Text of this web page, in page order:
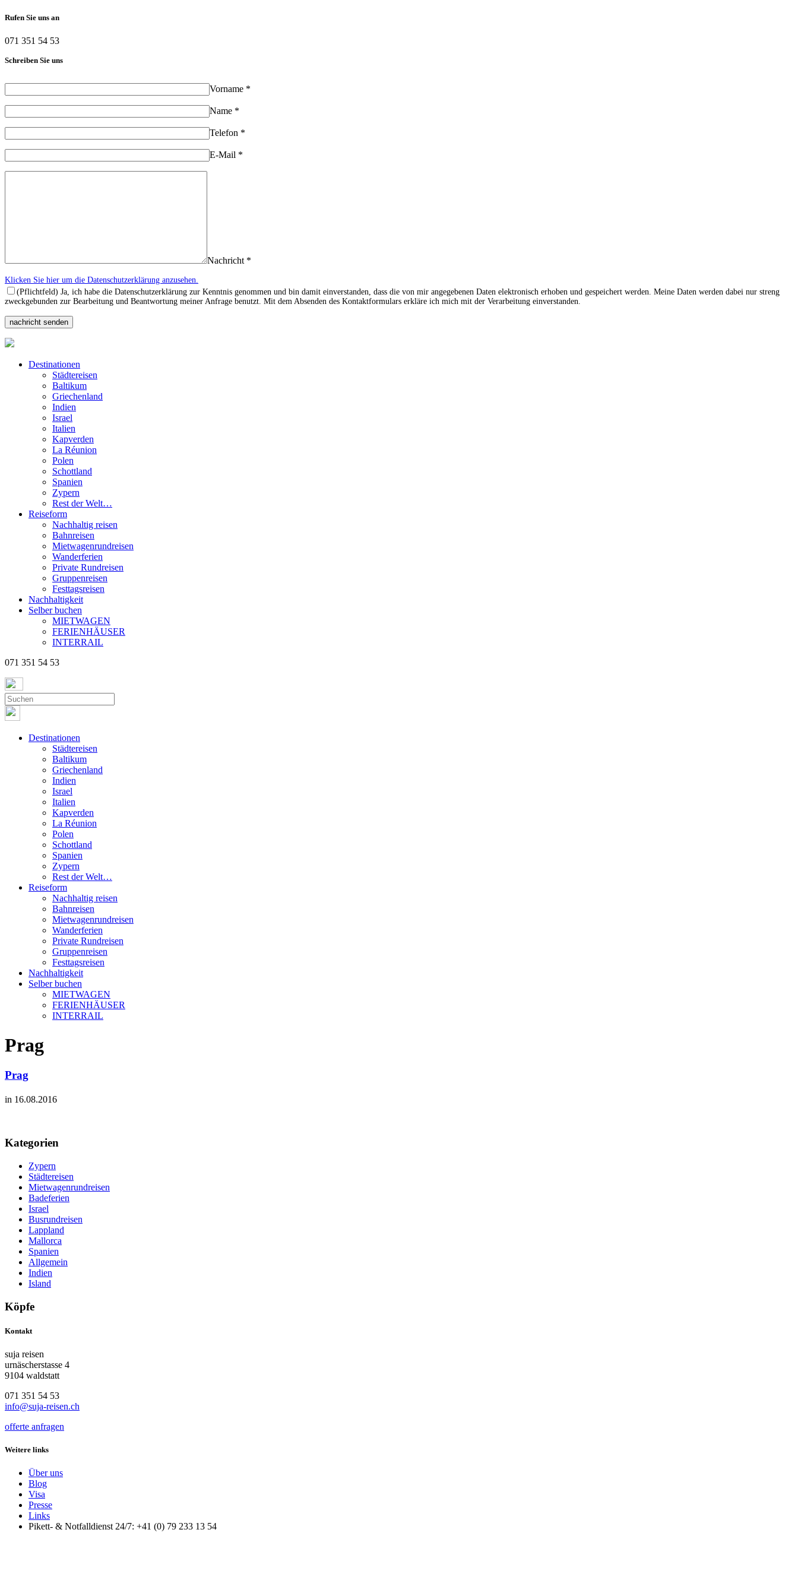
Rufen Sie uns an
071 351 54 53
Schreiben Sie uns
Vorname *
Name *
Telefon *
E-Mail *
Nachricht *
Klicken Sie hier um die Datenschutzerklärung anzusehen.
(Pflichtfeld) Ja, ich habe die Datenschutzerklärung zur Kenntnis genommen und bin damit einverstanden, dass die von mir angegebenen Daten elektronisch erhoben und gespeichert werden. Meine Daten werden dabei nur streng
zweckgebunden zur Bearbeitung und Beantwortung meiner Anfrage benutzt. Mit dem Absenden des Kontaktformulars erkläre ich mich mit der Verarbeitung einverstanden.
Destinationen
Städtereisen
Baltikum
Griechenland
Indien
Israel
Italien
Kapverden
La Réunion
Polen
Schottland
Spanien
Zypern
Rest der Welt…
Reiseform
Nachhaltig reisen
Bahnreisen
Mietwagenrundreisen
Wanderferien
Private Rundreisen
Gruppenreisen
Festtagsreisen
Nachhaltigkeit
Selber buchen
MIETWAGEN
FERIENHÄUSER
INTERRAIL
071 351 54 53
Destinationen
Städtereisen
Baltikum
Griechenland
Indien
Israel
Italien
Kapverden
La Réunion
Polen
Schottland
Spanien
Zypern
Rest der Welt…
Reiseform
Nachhaltig reisen
Bahnreisen
Mietwagenrundreisen
Wanderferien
Private Rundreisen
Gruppenreisen
Festtagsreisen
Nachhaltigkeit
Selber buchen
MIETWAGEN
FERIENHÄUSER
INTERRAIL
Prag
Prag
in 16.08.2016
Kategorien
Zypern
Städtereisen
Mietwagenrundreisen
Badeferien
Israel
Busrundreisen
Lappland
Mallorca
Spanien
Allgemein
Indien
Island
Köpfe
Kontakt
suja reisen
urnäscherstasse 4
9104 waldstatt
071 351 54 53
info@suja-reisen.ch
offerte anfragen
Weitere links
Über uns
Blog
Visa
Presse
Links
Pikett- & Notfalldienst 24/7: +41 (0) 79 233 13 54